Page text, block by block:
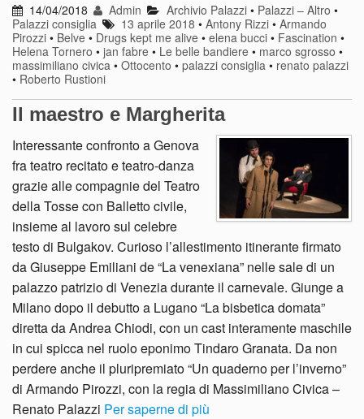
14/04/2018 Admin Archivio Palazzi• Palazzi – Altro •
Palazzi consiglia
13 aprile 2018 •Antony Rizzi •Armando
Pirozzi • Belve • Drugs kept me alive • elena bucci • Fascination •
Helena Tornero • jan fabre • Le belle bandiere • marco sgrosso •
massimiliano civica • Ottocento • palazzi consiglia • renato palazzi
• Roberto Rustioni
Il maestro e Margherita
Interessante confronto a Genova
fra teatro recitato e teatro-danza
grazie alle compagnie del Teatro
della Tosse con Balletto civile,
insieme al lavoro sul celebre
testo di Bulgakov. Curioso l’allestimento itinerante firmato
da Giuseppe Emiliani de “La venexiana” nelle sale di un
palazzo patrizio di Venezia durante il carnevale. Giunge a
Milano dopo il debutto a Lugano “La bisbetica domata”
diretta da Andrea Chiodi, con un cast interamente maschile
in cui spicca nel ruolo eponimo Tindaro Granata. Da non
perdere anche il pluripremiato “Un quaderno per l’inverno”
di Armando Pirozzi, con la regia di Massimiliano Civica –
Renato Palazzi Per saperne di più